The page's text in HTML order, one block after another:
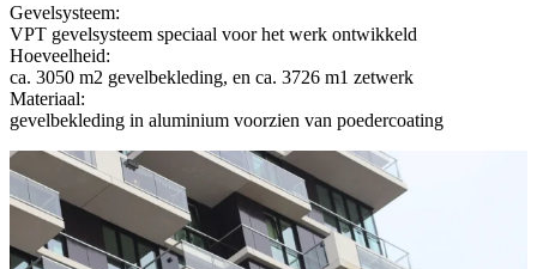
Gevelsysteem:
VPT gevelsysteem speciaal voor het werk ontwikkeld
Hoeveelheid:
ca. 3050 m2 gevelbekleding, en ca. 3726 m1 zetwerk
Materiaal:
gevelbekleding in aluminium voorzien van poedercoating